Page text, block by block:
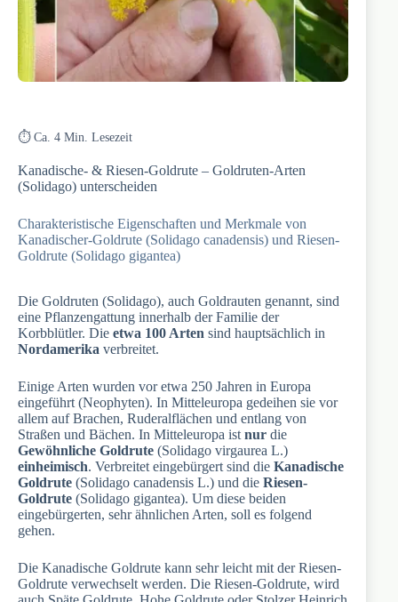
⏱️ Ca. 4 Min. Lesezeit
Kanadische- & Riesen-Goldrute – Goldruten-Arten
(Solidago) unterscheiden
Charakteristische Eigenschaften und Merkmale von
Kanadischer-Goldrute (Solidago canadensis) und Riesen-
Goldrute (Solidago gigantea)
Die Goldruten (Solidago), auch Goldrauten genannt, sind
eine Pflanzengattung innerhalb der Familie der
Korbblütler. Die etwa 100 Arten sind hauptsächlich in
Nordamerika verbreitet.
Einige Arten wurden vor etwa 250 Jahren in Europa
eingeführt (Neophyten). In Mitteleuropa gedeihen sie vor
allem auf Brachen, Ruderalflächen und entlang von
Straßen und Bächen. In Mitteleuropa ist nur die
Gewöhnliche Goldrute (Solidago virgaurea L.)
einheimisch. Verbreitet eingebürgert sind die Kanadische
Goldrute (Solidago canadensis L.) und die Riesen-
Goldrute (Solidago gigantea). Um diese beiden
eingebürgerten, sehr ähnlichen Arten, soll es folgend
gehen.
Die Kanadische Goldrute kann sehr leicht mit der Riesen-
Goldrute verwechselt werden. Die Riesen-Goldrute, wird